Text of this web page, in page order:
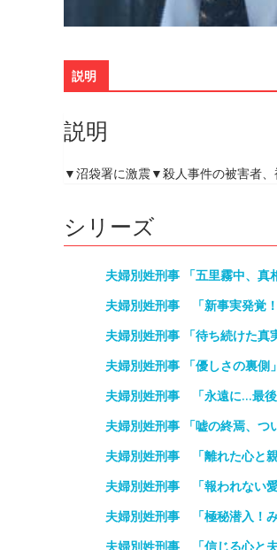
説明
説明
▼沼袋署に激震▼殺人事件の被害者
シリーズ
夫婦別姓刑事 「五里霧中
夫婦別姓刑事 「新事実発
夫婦別姓刑事 「待ち続けた
夫婦別姓刑事 「優しさの
夫婦別姓刑事 「永遠に…最
夫婦別姓刑事 「嘘の終焉、
夫婦別姓刑事 「離れた心
夫婦別姓刑事 「報われな
夫婦別姓刑事 「極秘潜入
夫婦別姓刑事 「信じる心